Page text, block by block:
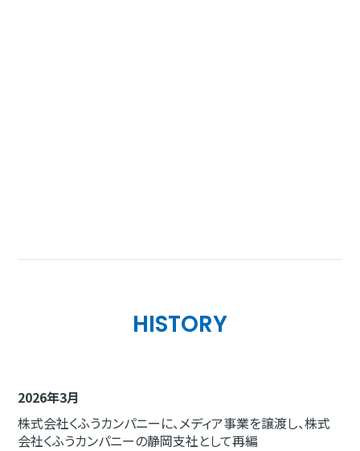
HISTORY
2026年3月
株式会社くふうカンパニーに、メディア事業を譲渡し、株式
会社くふうカンパニーの静岡支社として再編